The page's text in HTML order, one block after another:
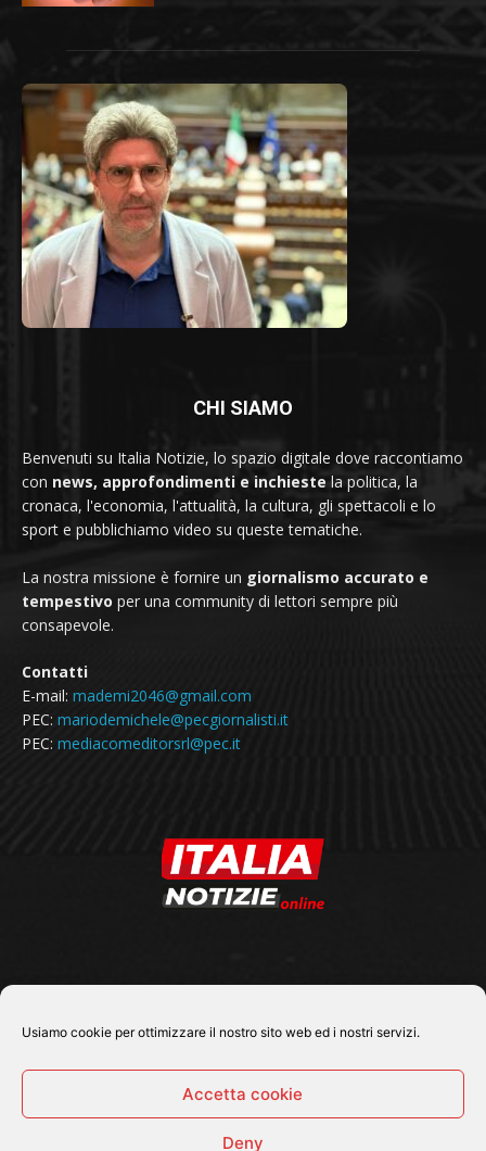
Usiamo cookie per ottimizzare il nostro sito web ed i nostri servizi.
Accetta cookie
Deny
CHI SIAMO
Benvenuti su Italia Notizie, lo spazio digitale dove raccontiamo
con news, approfondimenti e inchieste la politica, la
cronaca, l'economia, l'attualità, la cultura, gli spettacoli e lo
sport e pubblichiamo video su queste tematiche.
La nostra missione è fornire un giornalismo accurato e
tempestivo per una community di lettori sempre più
consapevole.
Contatti
E-mail: mademi2046@gmail.com
PEC: mariodemichele@pecgiornalisti.it
PEC: mediacomeditorsrl@pec.it